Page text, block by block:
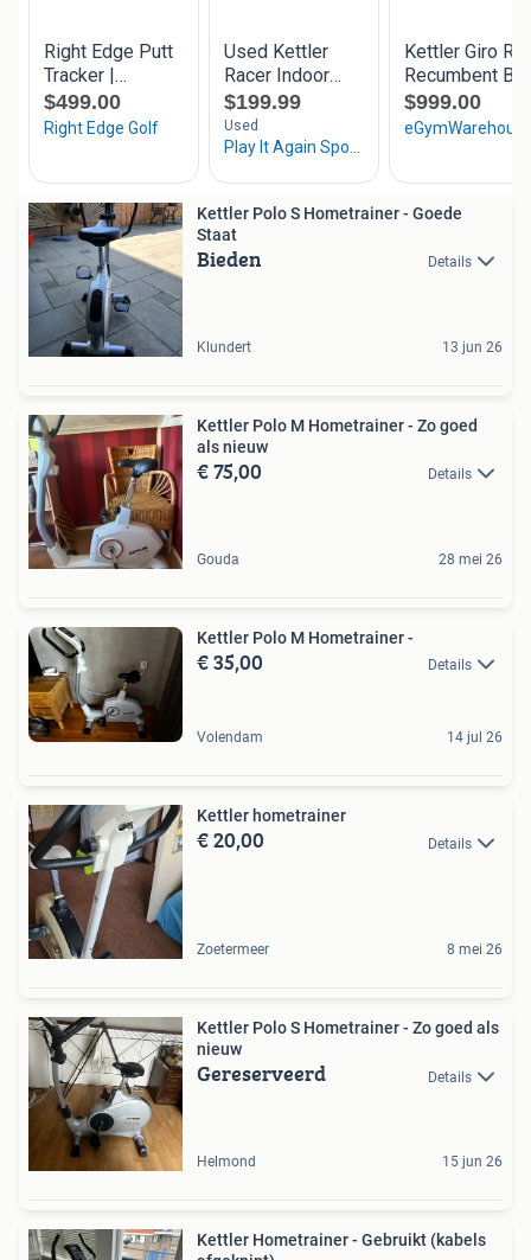
Kettler Polo S Hometrainer - Goede
Staat
Bieden Details
Klundert 13 jun 26
Kettler Polo M Hometrainer - Zo goed
als nieuw
€ 75,00 Details
Gouda 28 mei 26
Kettler Polo M Hometrainer -
€ 35,00 Details
Volendam 14 jul 26
Kettler hometrainer
€ 20,00 Details
Zoetermeer 8 mei 26
Kettler Polo S Hometrainer - Zo goed als
nieuw
Gereserveerd Details
Helmond 15 jun 26
Kettler Hometrainer - Gebruikt (kabels